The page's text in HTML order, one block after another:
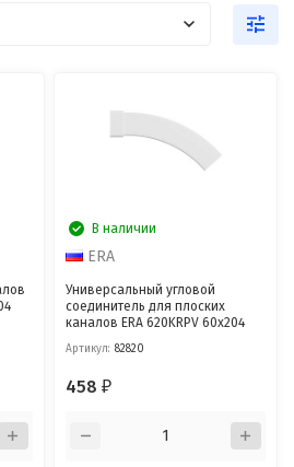
В наличии
ERA
Универсальный угловой
соединитель для плоских
каналов ERA 620KRPV 60x204
Артикул: 82820
458₽